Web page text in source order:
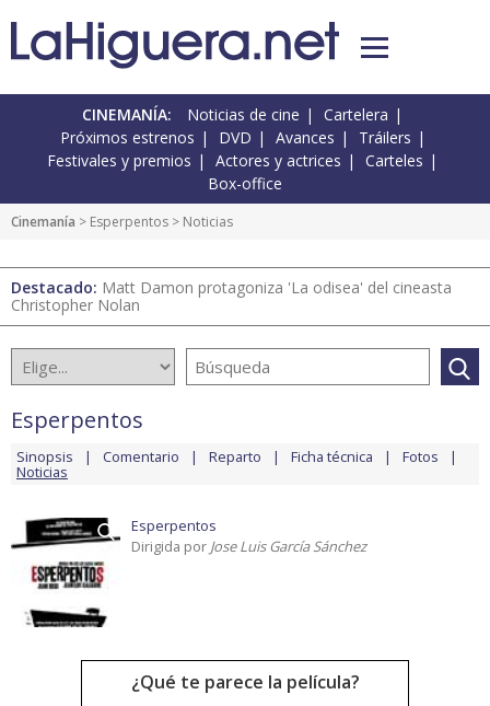
CINEMANÍA: Noticias de cine
Cartelera
Próximos estrenos
DVD Avances
Tráilers
Festivales y premios
Actores y actrices
Carteles
Box-office
Cinemanía > Esperpentos > Noticias
Destacado: Matt Damon protagoniza 'La odisea' del cineasta
Christopher Nolan
Esperpentos
Sinopsis Comentario Reparto Ficha técnica Fotos
Noticias
Esperpentos
Dirigida por Jose Luis García Sánchez
¿Qué te parece la película?